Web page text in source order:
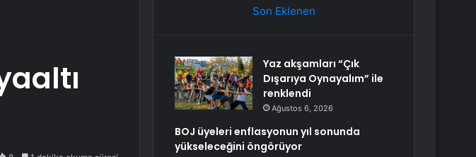
Son Eklenen
Yaz akşamları “Çık
Dışarıya Oynayalım” ile
renklendi
Ağustos 6, 2026
BOJ üyeleri enflasyonun yıl sonunda
yükseleceğini öngörüyor